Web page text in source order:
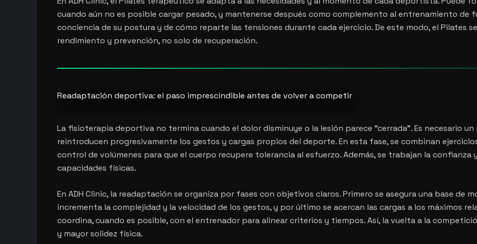
cuando aún no es posible cargar pesado, y mantenerse después como complemento al entrenamiento de
conciencia de su postura y de cómo reparte las tensiones durante cada ejercicio. De este modo, el Pilates
rendimiento y prevención, no solo de recuperación.
Readaptación deportiva: el paso imprescindible antes de volver a competir
La fisioterapia deportiva no termina cuando el dolor disminuye o la lesión parece “cerrada”. Es necesario
reintroducen progresivamente los gestos y cargas propios del deporte. En esta fase, se combinan
control de volúmenes para que el cuerpo recupere tolerancia al esfuerzo. Además, se trabajan la confianza
capacidades físicas.
En ADH Clinic, la readaptación se organiza por fases con objetivos claros. Primero se asegura una base de
incrementa la complejidad y la velocidad de los gestos, y por último se acercan las cargas a los máximos
coordina, cuando es posible, con el entrenador para alinear criterios y tiempos. Así, la vuelta a la
y mayor solidez física.